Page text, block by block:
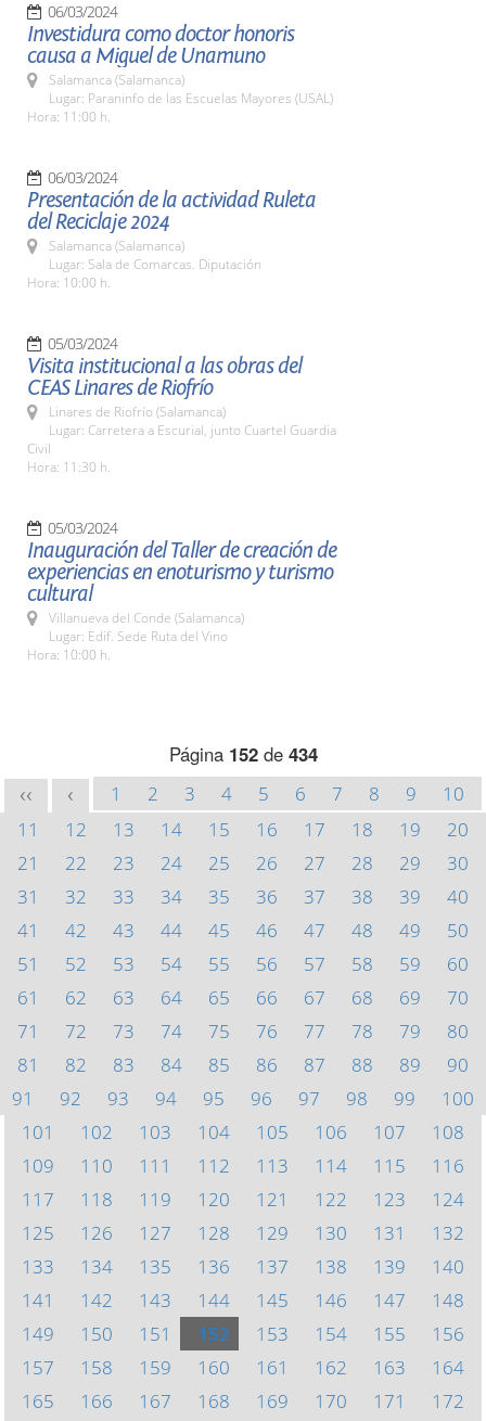
06/03/2024
Investidura como doctor honoris
causa a Miguel de Unamuno
Salamanca (Salamanca)
Lugar: Paraninfo de las Escuelas Mayores (USAL)
Hora: 11:00 h.
06/03/2024
Presentación de la actividad Ruleta
del Reciclaje 2024
Salamanca (Salamanca)
Lugar: Sala de Comarcas. Diputación
Hora: 10:00 h.
05/03/2024
Visita institucional a las obras del
CEAS Linares de Riofrío
Linares de Riofrío (Salamanca)
Lugar: Carretera a Escurial, junto Cuartel Guardia
Civil
Hora: 11:30 h.
05/03/2024
Inauguración del Taller de creación de
experiencias en enoturismo y turismo
cultural
Villanueva del Conde (Salamanca)
Lugar: Edif. Sede Ruta del Vino
Hora: 10:00 h.
Página 152de 434
<< < 1 2 3 4 5 6 7 8 9
10
11
12 13 14 15 16 17 18 19
20
21
22 23 24 25 26 27 28 29
30
31
32 33 34 35 36 37 38 39
40
41
42 43 44 45 46 47 48 49
50
51
52 53 54 55 56 57 58 59
60
61
62 63 64 65 66 67 68 69
70
71
72 73 74 75 76 77 78 79
80
81
82 83 84 85 86 87 88 89
90
91
92 93 94 95 96 97 98 99
100
101
102 103 104 105 106 107
108
109
110 111 112 113 114 115
116
117
118 119 120 121 122 123
124
125
126 127 128 129 130 131
132
133
134 135 136 137 138 139
140
141
142 143 144 145 146 147
148
149
150 151 152 153 154 155
156
157
158 159 160 161 162 163
164
165
166 167 168 169 170 171
172